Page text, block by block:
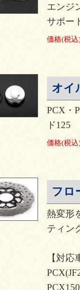
エンジ
サポー
価格(税込
オイ
PCX・
ド125
価格(税込
フロ
熱変形
ティン
【対応